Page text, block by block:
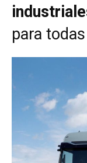
para